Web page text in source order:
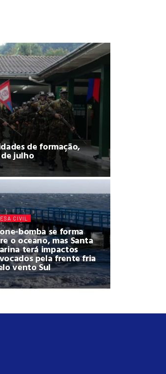
de formação,
julho
CIVIL
bomba se forma
o oceano, mas Santa
terá impactos
pela frente fria
vento Sul